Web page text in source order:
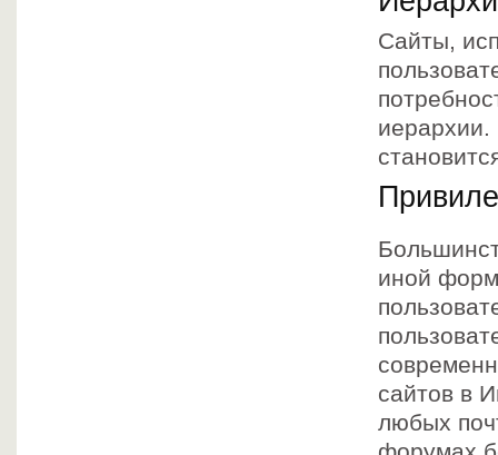
Сайты,
иной
сайтов в
любых